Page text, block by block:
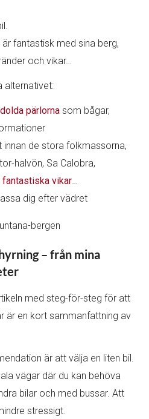
fantastisk med sina berg,
och vikar…
alternativet:
dolda pärlorna som bågar,
innan de stora folkmassorna,
halvön, Sa Calobra,
fantastiska vikar…
dig efter vädret
– från mina
med steg-för-steg för att
är en kort sammanfattning av
är att välja en liten bil.
vägar där du kan behöva
bilar och med bussar. Att
stressigt.